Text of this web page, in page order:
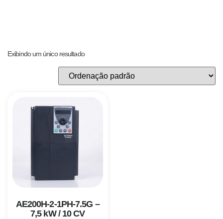
Exibindo um único resultado
AE200H-2-1PH-7.5G –
7,5 kW / 10 CV